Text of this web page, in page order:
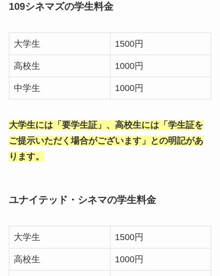
109シネマズの学生料金
大学生 1500円
高校生 1000円
中学生 1000円
大学生には「要学生証」、高校生には「学生証を
ご提示いただく場合がございます」との明記があ
ります。
ユナイテッド・シネマの学生料金
大学生 1500円
高校生 1000円